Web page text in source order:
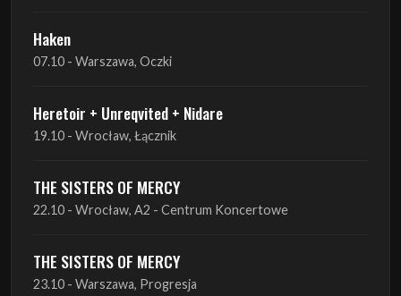
Haken
07.10 - Warszawa, Oczki
Heretoir + Unreqvited + Nidare
19.10 - Wrocław, Łącznik
THE SISTERS OF MERCY
22.10 - Wrocław, A2 - Centrum Koncertowe
THE SISTERS OF MERCY
23.10 - Warszawa, Progresja